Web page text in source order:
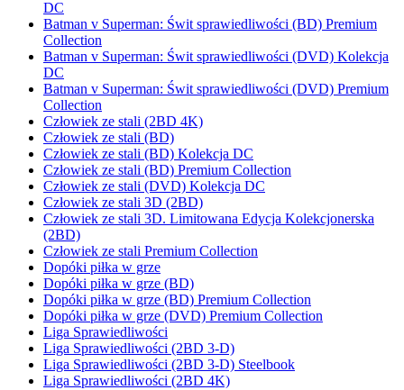
DC
Batman v Superman: Świt sprawiedliwości (BD) Premium
Collection
Batman v Superman: Świt sprawiedliwości (DVD) Kolekcja
DC
Batman v Superman: Świt sprawiedliwości (DVD) Premium
Collection
Człowiek ze stali (2BD 4K)
Człowiek ze stali (BD)
Człowiek ze stali (BD) Kolekcja DC
Człowiek ze stali (BD) Premium Collection
Człowiek ze stali (DVD) Kolekcja DC
Człowiek ze stali 3D (2BD)
Człowiek ze stali 3D. Limitowana Edycja Kolekcjonerska
(2BD)
Człowiek ze stali Premium Collection
Dopóki piłka w grze
Dopóki piłka w grze (BD)
Dopóki piłka w grze (BD) Premium Collection
Dopóki piłka w grze (DVD) Premium Collection
Liga Sprawiedliwości
Liga Sprawiedliwości (2BD 3-D)
Liga Sprawiedliwości (2BD 3-D) Steelbook
Liga Sprawiedliwości (2BD 4K)